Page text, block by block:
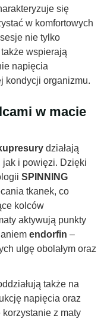
się
w komfortowych
nie tylko
wspierają
napięcia
kondycji organizmu.
w macie
działają
jak i powięzi. Dzięki
SPINNING
tkanek, co
kolców
aktywują punkty
endorfin –
ulgę obolałym oraz
także na
napięcia oraz
z maty